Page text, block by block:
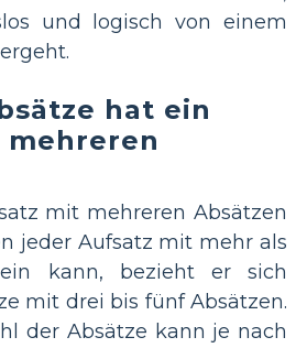
und logisch von einem
hat ein
mit mehreren Absätzen
jeder Aufsatz mit mehr als
kann, bezieht er sich
mit drei bis fünf Absätzen.
der Absätze kann je nach